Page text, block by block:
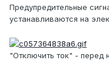
Предупредительные
устанавливаются на
"Отключить ток" - перед